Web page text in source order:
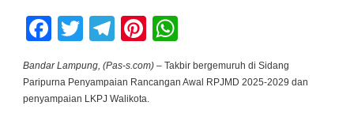
Facebook
TwitterTelegram
Pinterest
Bandar Lampung, (Pas-s.com) – Takbir bergemuruh di Sidang
Paripurna Penyampaian Rancangan Awal RPJMD 2025-2029 dan
penyampaian LKPJ Walikota.